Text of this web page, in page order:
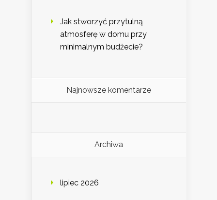
Jak stworzyć przytulną
atmosferę w domu przy
minimalnym budżecie?
Najnowsze komentarze
Archiwa
lipiec 2026